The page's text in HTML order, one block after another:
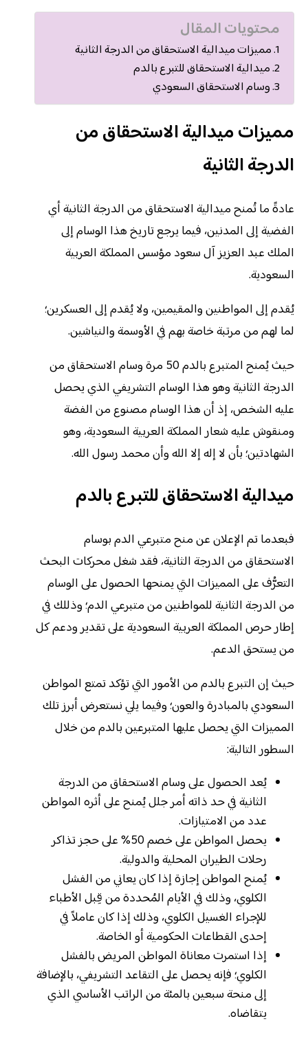
محتويات المقال
مميزات ميدالية الاستحقاق من الدرجة الثانية
ميدالية الاستحقاق للتبرع بالدم
وسام الاستحقاق السعودي
مميزات ميدالية الاستحقاق من
الدرجة الثانية
عادةً ما تُمنح ميدالية الاستحقاق من الدرجة الثانية أي
الفضية إلى المدنين، فيما يرجع تاريخ هذا الوسام إلى
الملك عبد العزيز آل سعود مؤسس المملكة العربية
السعودية.
يُقدم إلى المواطنين والمقيمين، ولا يُقدم إلى العسكرين؛
لما لهم من مرتبة خاصة بهم في الأوسمة والنياشين.
حيث يُمنح المتبرع بالدم 50 مرة وسام الاستحقاق من
الدرجة الثانية وهو هذا الوسام التشريفي الذي يحصل
عليه الشخص، إذ أن هذا الوسام مصنوع من الفضة
ومنقوش عليه شعار المملكة العربية السعودية، وهو
الشهادتين؛ بأن لا إله إلا الله وأن محمد رسول الله.
ميدالية الاستحقاق للتبرع بالدم
فبعدما تم الإعلان عن منح متبرعي الدم بوسام
الاستحقاق من الدرجة الثانية، فقد شغل محركات البحث
التعرُّف على المميزات التي يمنحها الحصول على الوسام
من الدرجة الثانية للمواطنين من متبرعي الدم؛ وذللك في
إطار حرص المملكة العربية السعودية على تقدير ودعم كل
من يستحق الدعم.
حيث إن التبرع بالدم من الأمور التي تؤكد تمتع المواطن
السعودي بالمبادرة والعون؛ وفيما يلي نستعرض أبرز تلك
المميزات التي يحصل عليها المتبرعين بالدم من خلال
السطور التالية:
يُعد الحصول على وسام الاستحقاق من الدرجة
الثانية في حد ذاته أمر جلل يُمنح على أثره المواطن
عدد من الامتيازات.
يحصل المواطن على خصم 50% على حجز تذاكر
رحلات الطيران المحلية والدولية.
يُمنح المواطن إجازة إذا كان يعاني من الفشل
الكلوي، وذلك في الأيام المُحددة من قِبل الأطباء
للإجراء الغسيل الكلوي، وذلك إذا كان عاملاً في
إحدى القطاعات الحكومية أو الخاصة.
إذا استمرت معاناة المواطن المريض بالفشل
الكلوي؛ فإنه يحصل على التقاعد التشريفي، بالإضافة
إلى منحة سبعين بالمئة من الراتب الأساسي الذي
يتقاضاه.